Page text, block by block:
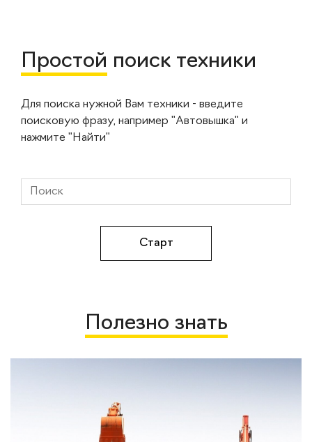
Простой поиск техники
Для поиска нужной Вам техники - введите
поисковую фразу, например "Автовышка" и
нажмите "Найти"
Полезно знать